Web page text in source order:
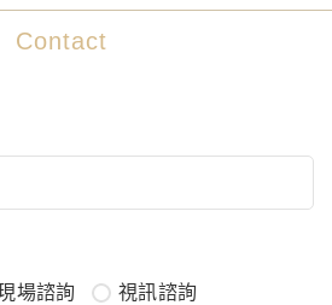
Contact
場諮詢 視訊諮詢